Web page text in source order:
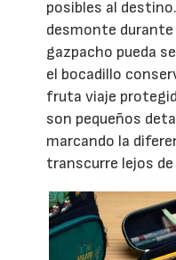
posibles al
desmonte
gazpacho pueda
el bocadillo
fruta viaje
son pequeños
marcando la
transcurre lejos de